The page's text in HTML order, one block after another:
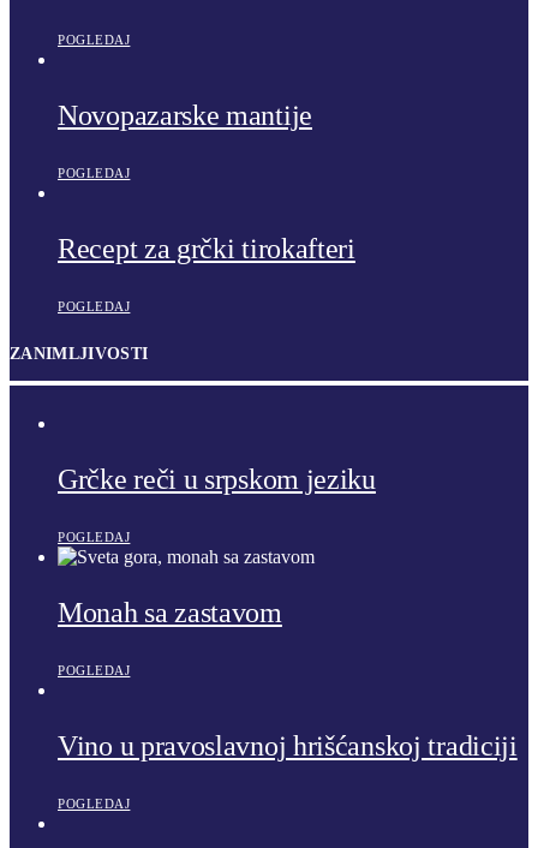
POGLEDAJ
Novopazarske mantije
POGLEDAJ
Recept za grčki tirokafteri
POGLEDAJ
ZANIMLJIVOSTI
Grčke reči u srpskom jeziku
POGLEDAJ
Monah sa zastavom
POGLEDAJ
Vino u pravoslavnoj hrišćanskoj tradiciji
POGLEDAJ